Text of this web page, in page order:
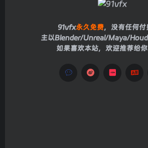
91vfx永久免费，没有任何付
主以Blender/Unreal/Maya/
如果喜欢本站，欢迎推荐给